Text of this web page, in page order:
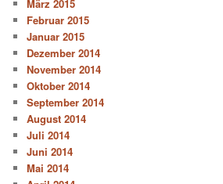
März 2015
Februar 2015
Januar 2015
Dezember 2014
November 2014
Oktober 2014
September 2014
August 2014
Juli 2014
Juni 2014
Mai 2014